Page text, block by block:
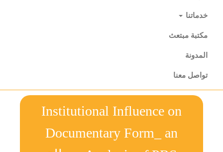
خدماتنا
مكتبة مبتعث
المدونة
تواصل معنا
Institutional Influence on
Documentary Form_ an